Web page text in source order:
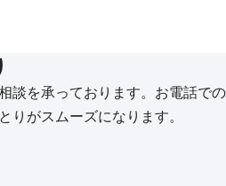
談を承っております。お電話で
りがスムーズになります。